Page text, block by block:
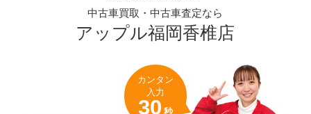
中古車買取・中古車査定なら
アップル福岡香椎店
カンタン
入力
30 秒